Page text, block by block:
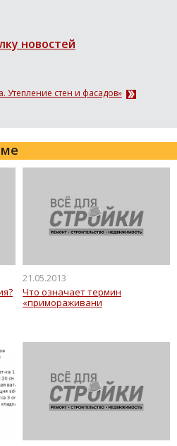
новостей
Утепление стен и фасадов»
21.05.2013
Что означает термин
«примораживани